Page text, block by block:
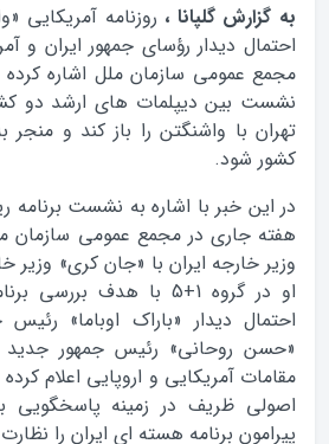
به گزارش گلپانا ، روزنامه آمریکایی
احتمال دیدار رؤسای جمهور ایران و
مجمع عمومی سازمان ملل اشاره
نشست بین دیپلمات های ارشد دو
تهران با واشنگتن را باز کند و
کشور شود.
در این خبر با اشاره به نشست برنامه
هفته جاری در مجمع عمومی سازمان
وزیر خارجه ایران با «جان کری» وزیر
او در گروه 1+5 با هدف
احتمال دیدار «باراک اوباما»
«حسن روحانی» رئیس جمهور جدید
مقامات آمریکایی و اروپایی اعلام
اصولی ظریف در زمینه
پیرامون برنامه هسته ای ایران را